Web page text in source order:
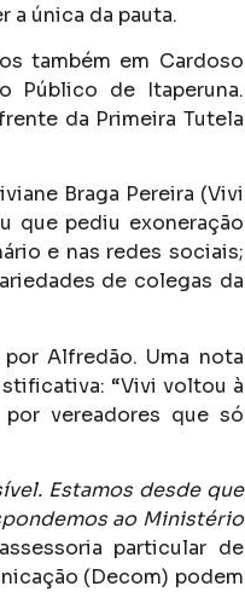
a única da pauta.
também em Cardoso
Público de Itaperuna.
da Primeira Tutela
Braga Pereira (Vivi
que pediu exoneração
e nas redes sociais;
de colegas da
Alfredão. Uma nota
“Vivi voltou à
vereadores que só
Estamos desde que
ao Ministério
particular de
(Decom) podem